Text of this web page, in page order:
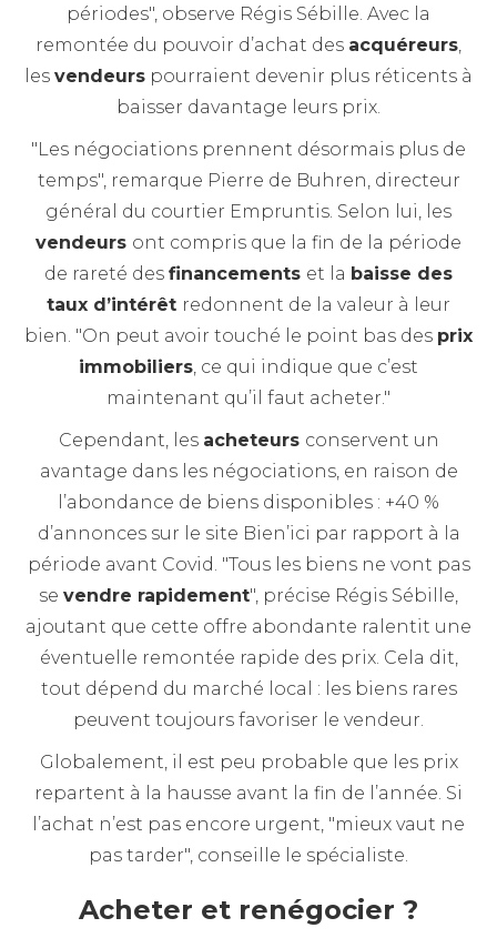
périodes", observe Régis Sébille. Avec la
remontée du pouvoir d’achat des acquéreurs,
les vendeurs pourraient devenir plus réticents à
baisser davantage leurs prix.
"Les négociations prennent désormais plus de
temps", remarque Pierre de Buhren, directeur
général du courtier Empruntis. Selon lui, les
vendeurs ont compris que la fin de la période
de rareté des financements et la baisse des
taux d’intérêt redonnent de la valeur à leur
bien. "On peut avoir touché le point bas des prix
immobiliers, ce qui indique que c’est
maintenant qu’il faut acheter."
Cependant, les acheteurs conservent un
avantage dans les négociations, en raison de
l’abondance de biens disponibles : +40 %
d’annonces sur le site Bien’ici par rapport à la
période avant Covid. "Tous les biens ne vont pas
se vendre rapidement", précise Régis Sébille,
ajoutant que cette offre abondante ralentit une
éventuelle remontée rapide des prix. Cela dit,
tout dépend du marché local : les biens rares
peuvent toujours favoriser le vendeur.
Globalement, il est peu probable que les prix
repartent à la hausse avant la fin de l’année. Si
l’achat n’est pas encore urgent, "mieux vaut ne
pas tarder", conseille le spécialiste.
Acheter et renégocier ?